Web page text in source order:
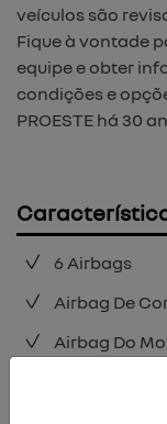
veículos são
Fique à vontade
equipe e obter
condições e
PROESTE há 30
6 Airbags
Airbag De
Airbag Do